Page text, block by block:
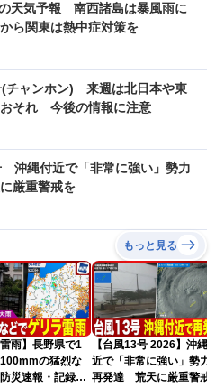
天気予報 南西諸島は暴風雨に
ら関東は熱中症対策を
(チャンホン) 来週は北日本や東
おそれ 今後の情報に注意
沖縄付近で「非常に強い」勢力
厳重警戒を
もっと見る
雷雨】長野県で1
の猛烈な
災速報・記録的
【台風13号 2026】沖縄
近で「非常に強い」勢力
再発達 荒天に厳重警戒